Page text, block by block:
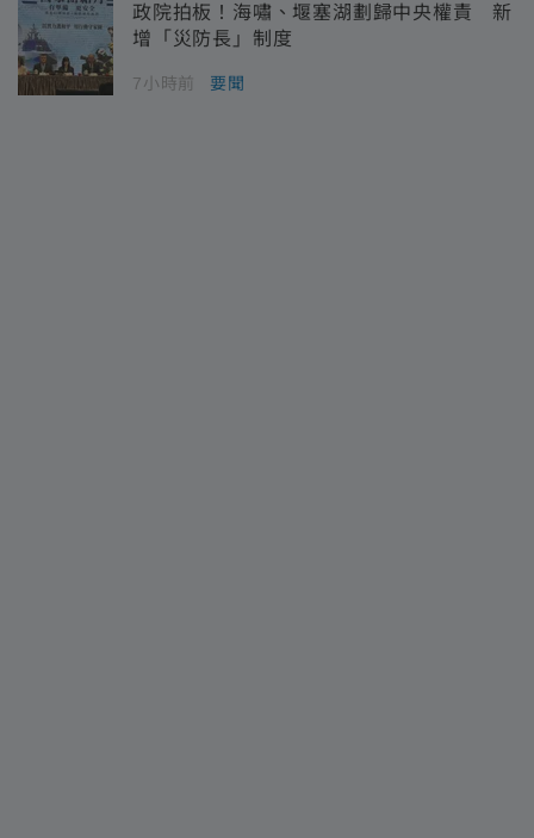
政院拍板！海嘯、堰塞湖劃歸中央權責 新
增「災防長」制度
7小時前 要聞